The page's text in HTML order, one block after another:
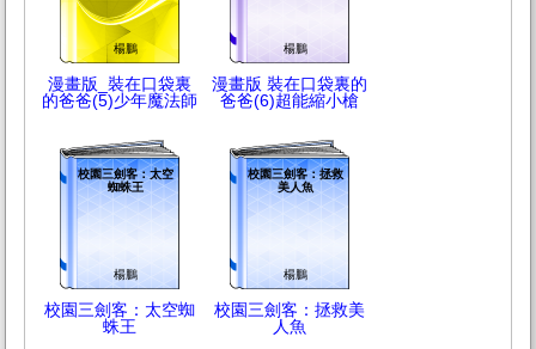
楊鵬
漫畫版_裝在口袋裏
的爸爸(5)少年魔法師
楊鵬
漫畫版 裝在口袋裏的
爸爸(6)超能縮小槍
校園三劍客：太空
蜘蛛王
楊鵬
校園三劍客：太空蜘
蛛王
校園三劍客：拯救
美人魚
楊鵬
校園三劍客：拯救美
人魚